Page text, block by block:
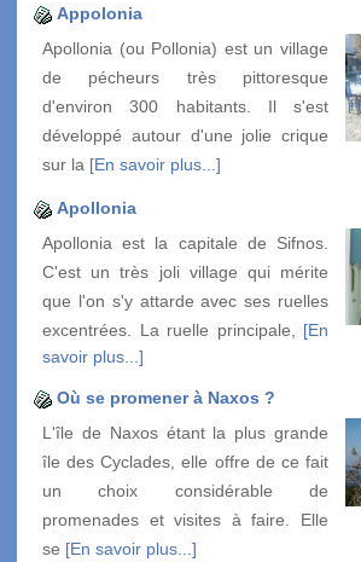
Appolonia
Apollonia (ou Pollonia) est un village
de pécheurs très pittoresque
d'environ 300 habitants. Il s'est
développé autour d'une jolie crique
sur la [En savoir plus...]
Apollonia
Apollonia est la capitale de Sifnos.
C'est un très joli village qui mérite
que l'on s'y attarde avec ses ruelles
excentrées. La ruelle principale, [En
savoir plus...]
Où se promener à Naxos ?
L'île de Naxos étant la plus grande
île des Cyclades, elle offre de ce fait
un choix considérable de
promenades et visites à faire. Elle
se [En savoir plus...]